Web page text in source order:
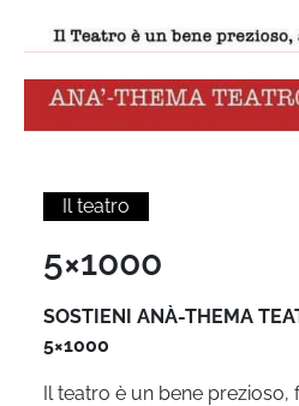
Il teatro
5×1000
SOSTIENI ANÀ-THEMA
5×1000
Il teatro è un bene prezioso,